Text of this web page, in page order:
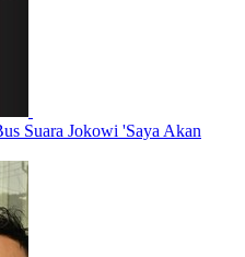
Suara Jokowi 'Saya Akan